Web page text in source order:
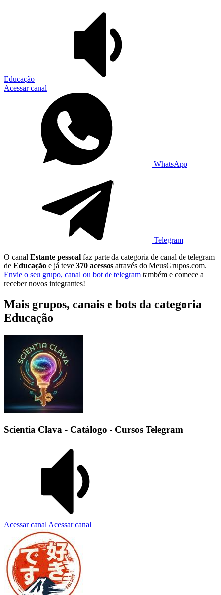
Educação
Acessar canal
WhatsApp
Telegram
O canal Estante pessoal faz parte da categoria de canal de telegram
de Educação e já teve 370 acessos através do MeusGrupos.com.
Envie o seu grupo, canal ou bot de telegram também e comece a
receber novos integrantes!
Mais grupos, canais e bots da categoria
Educação
Scientia Clava - Catálogo - Cursos Telegram
Acessar canal Acessar canal